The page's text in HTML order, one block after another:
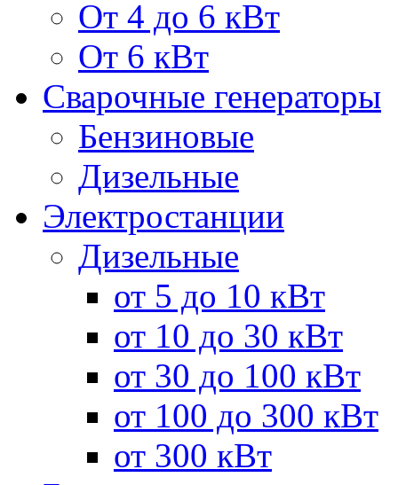
От 4 до 6 кВт
От 6 кВт
Сварочные генераторы
Бензиновые
Дизельные
Электростанции
Дизельные
от 5 до 10 кВт
от 10 до 30 кВт
от 30 до 100 кВт
от 100 до 300 кВт
от 300 кВт